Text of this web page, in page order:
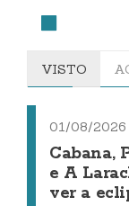
VISTO
01/08/2026
Cabana,
e A
ver a